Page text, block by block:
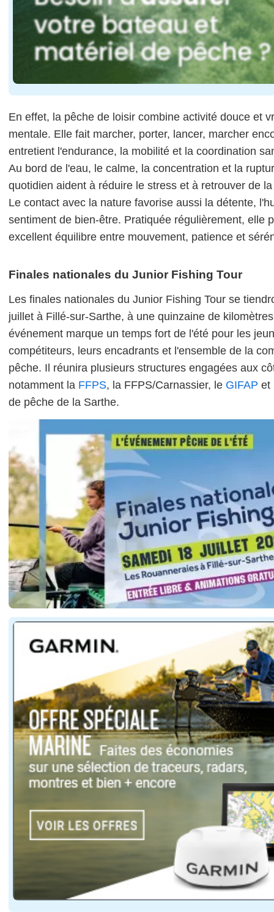
En effet, la pêche de loisir combine activité douce et
mentale. Elle fait marcher, porter, lancer, marcher
entretient l'endurance, la mobilité et la coordination
Au bord de l'eau, le calme, la concentration et la
quotidien aident à réduire le stress et à retrouver de
Le contact avec la nature favorise aussi la détente,
sentiment de bien-être. Pratiquée régulièrement, elle
excellent équilibre entre mouvement, patience et
Finales nationales du Junior Fishing Tour
Les finales nationales du Junior Fishing Tour se
juillet à Fillé-sur-Sarthe, à une quinzaine de
événement marque un temps fort de l'été pour les
compétiteurs, leurs encadrants et l'ensemble de la
pêche. Il réunira plusieurs structures engagées aux
notamment la FFPS, la FFPS/Carnassier, le GIFAP et
de pêche de la Sarthe.